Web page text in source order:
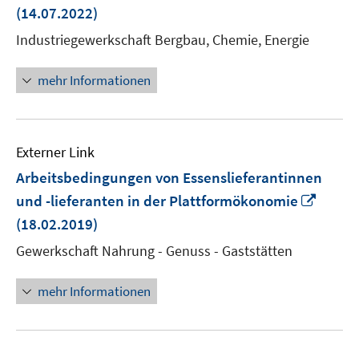
(14.07.2022)
Industriegewerkschaft Bergbau, Chemie, Energie
mehr Informationen
Externer Link
Arbeitsbedingungen von Essenslieferantinnen
und -lieferanten in der Plattformökonomie
(18.02.2019)
Gewerkschaft Nahrung - Genuss - Gaststätten
mehr Informationen